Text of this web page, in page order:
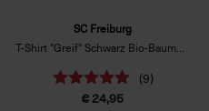
SC Freiburg
T-Shirt "Greif" Schwarz Bio-Baumwolle
(9)
€ 24,95